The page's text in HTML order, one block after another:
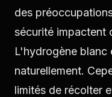
des
sécurité impactent
L'hydrogène blanc
naturellement.
limités de récolter